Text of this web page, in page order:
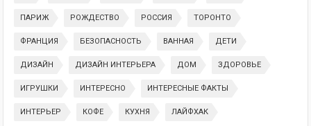
ПАРИЖ РОЖДЕСТВО РОССИЯ ТОРОНТО
ФРАНЦИЯ БЕЗОПАСНОСТЬ ВАННАЯ ДЕТИ
ДИЗАЙН ДИЗАЙН ИНТЕРЬЕРА ДОМ ЗДОРОВЬЕ
ИГРУШКИ ИНТЕРЕСНО ИНТЕРЕСНЫЕ ФАКТЫ
ИНТЕРЬЕР КОФЕ КУХНЯ ЛАЙФХАК